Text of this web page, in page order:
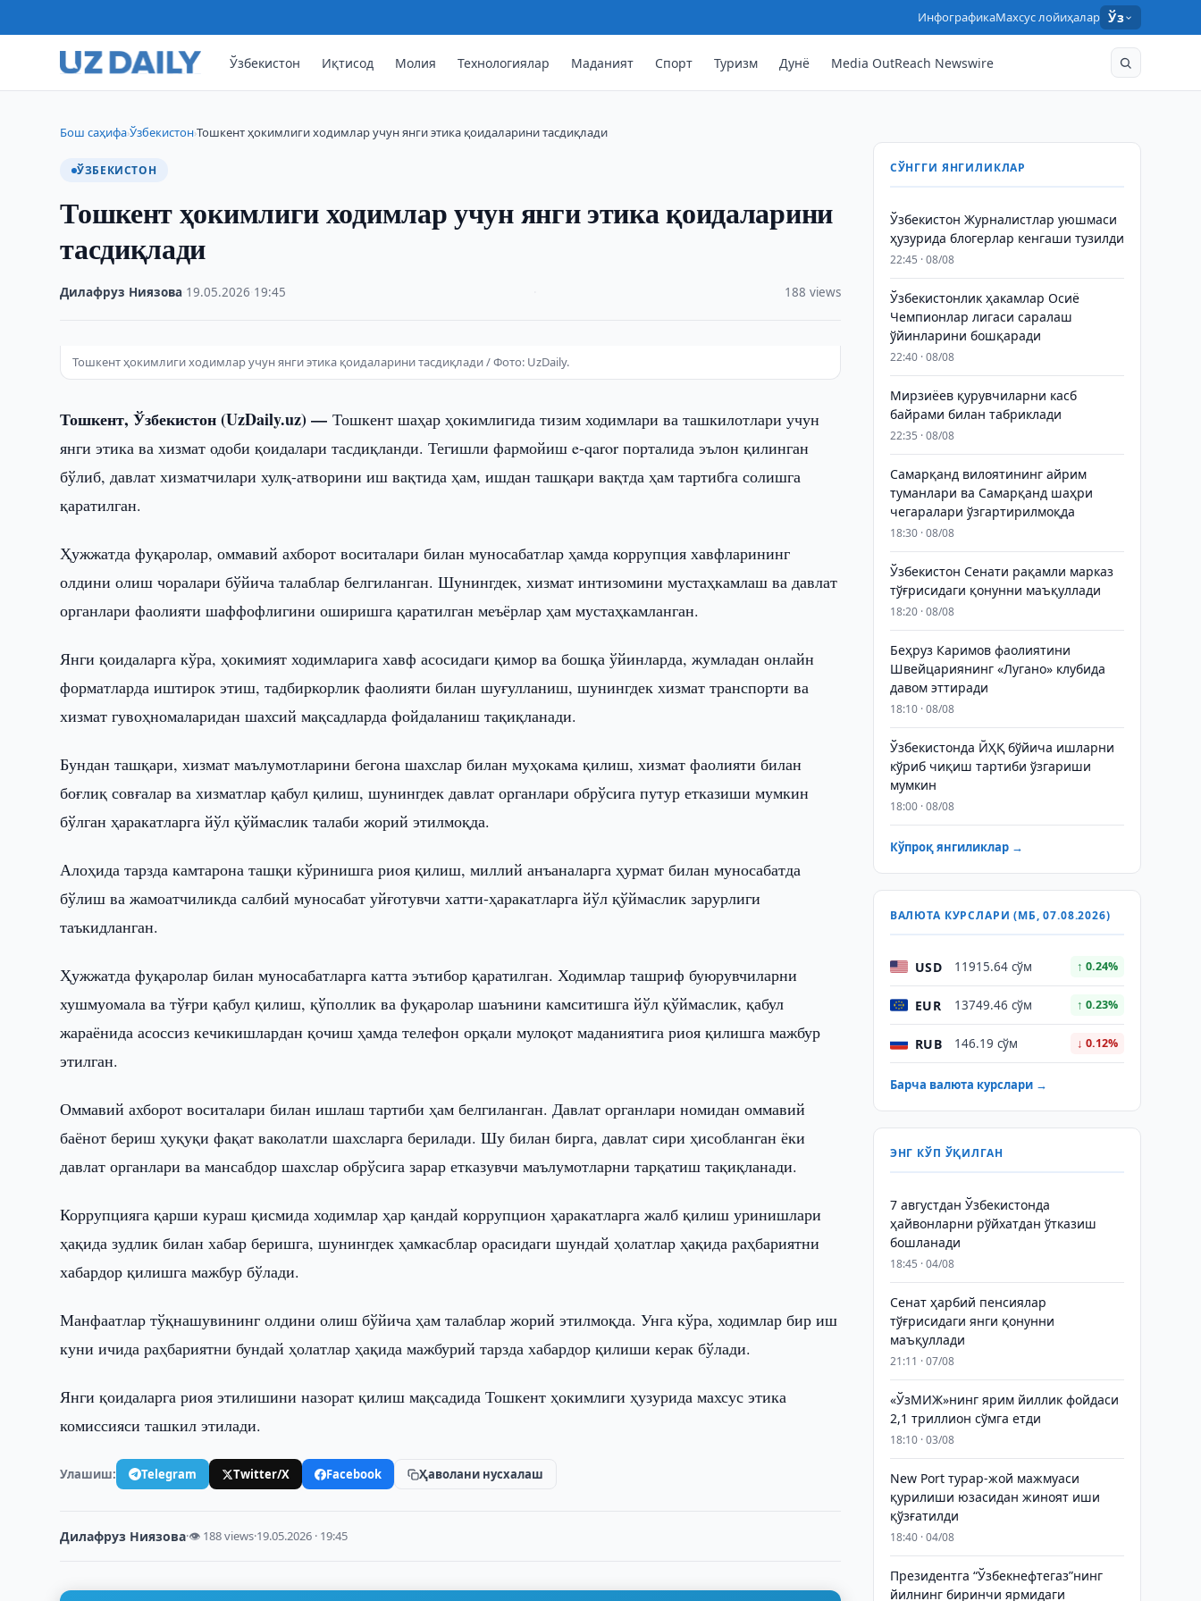
ИнфографикаМахсус лойиҳалар Ўз
Ўзбекистон Иқтисод Молия Технологиялар Маданият Спорт Туризм Дунё Media OutReach Newswire
Бош саҳифа›Ўзбекистон›Тошкент ҳокимлиги ходимлар учун янги этика қоидаларини тасдиқлади
ЎЗБЕКИСТОН
Тошкент ҳокимлиги ходимлар учун янги этика қоидаларини
тасдиқлади
Дилафруз Ниязова 19.05.2026 19:45 188 views
Тошкент ҳокимлиги ходимлар учун янги этика қоидаларини тасдиқлади / Фото: UzDaily.
Тошкент, Ўзбекистон (UzDaily.uz) —Тошкент шаҳар ҳокимлигида тизим ходимлари ва ташкилотлари учун
янги этика ва хизмат одоби қоидалари тасдиқланди. Тегишли фармойиш e-qaror порталида эълон қилинган
бўлиб, давлат хизматчилари хулқ-атворини иш вақтида ҳам, ишдан ташқари вақтда ҳам тартибга солишга
қаратилган.
Ҳужжатда фуқаролар, оммавий ахборот воситалари билан муносабатлар ҳамда коррупция хавфларининг
олдини олиш чоралари бўйича талаблар белгиланган. Шунингдек, хизмат интизомини мустаҳкамлаш ва давлат
органлари фаолияти шаффофлигини оширишга қаратилган меъёрлар ҳам мустаҳкамланган.
Янги қоидаларга кўра, ҳокимият ходимларига хавф асосидаги қимор ва бошқа ўйинларда, жумладан онлайн
форматларда иштирок этиш, тадбиркорлик фаолияти билан шуғулланиш, шунингдек хизмат транспорти ва
хизмат гувоҳномаларидан шахсий мақсадларда фойдаланиш тақиқланади.
Бундан ташқари, хизмат маълумотларини бегона шахслар билан муҳокама қилиш, хизмат фаолияти билан
боғлиқ совғалар ва хизматлар қабул қилиш, шунингдек давлат органлари обрўсига путур етказиши мумкин
бўлган ҳаракатларга йўл қўймаслик талаби жорий этилмоқда.
Алоҳида тарзда камтарона ташқи кўринишга риоя қилиш, миллий анъаналарга ҳурмат билан муносабатда
бўлиш ва жамоатчиликда салбий муносабат уйғотувчи хатти-ҳаракатларга йўл қўймаслик зарурлиги
таъкидланган.
Ҳужжатда фуқаролар билан муносабатларга катта эътибор қаратилган. Ходимлар ташриф буюрувчиларни
хушмуомала ва тўғри қабул қилиш, қўполлик ва фуқаролар шаънини камситишга йўл қўймаслик, қабул
жараёнида асоссиз кечикишлардан қочиш ҳамда телефон орқали мулоқот маданиятига риоя қилишга мажбур
этилган.
Оммавий ахборот воситалари билан ишлаш тартиби ҳам белгиланган. Давлат органлари номидан оммавий
баёнот бериш ҳуқуқи фақат ваколатли шахсларга берилади. Шу билан бирга, давлат сири ҳисобланган ёки
давлат органлари ва мансабдор шахслар обрўсига зарар етказувчи маълумотларни тарқатиш тақиқланади.
Коррупцияга қарши кураш қисмида ходимлар ҳар қандай коррупцион ҳаракатларга жалб қилиш уринишлари
ҳақида зудлик билан хабар беришга, шунингдек ҳамкасблар орасидаги шундай ҳолатлар ҳақида раҳбариятни
хабардор қилишга мажбур бўлади.
Манфаатлар тўқнашувининг олдини олиш бўйича ҳам талаблар жорий этилмоқда. Унга кўра, ходимлар бир иш
куни ичида раҳбариятни бундай ҳолатлар ҳақида мажбурий тарзда хабардор қилиши керак бўлади.
Янги қоидаларга риоя этилишини назорат қилиш мақсадида Тошкент ҳокимлиги ҳузурида махсус этика
комиссияси ташкил этилади.
Улашиш: Telegram Twitter/X Facebook Ҳаволани нусхалаш
Дилафруз Ниязова·👁 188 views·19.05.2026 · 19:45
СЎНГГИ ЯНГИЛИКЛАР
Ўзбекистон Журналистлар уюшмаси
ҳузурида блогерлар кенгаши тузилди
22:45 · 08/08
Ўзбекистонлик ҳакамлар Осиё
Чемпионлар лигаси саралаш
ўйинларини бошқаради
22:40 · 08/08
Мирзиёев қурувчиларни касб
байрами билан табриклади
22:35 · 08/08
Самарқанд вилоятининг айрим
туманлари ва Самарқанд шаҳри
чегаралари ўзгартирилмоқда
18:30 · 08/08
Ўзбекистон Сенати рақамли марказ
тўғрисидаги қонунни маъқуллади
18:20 · 08/08
Беҳруз Каримов фаолиятини
Швейцариянинг «Лугано» клубида
давом эттиради
18:10 · 08/08
Ўзбекистонда ЙҲҚ бўйича ишларни
кўриб чиқиш тартиби ўзгариши
мумкин
18:00 · 08/08
Кўпроқ янгиликлар →
ВАЛЮТА КУРСЛАРИ (МБ, 07.08.2026)
USD 11915.64 сўм ↑ 0.24%
EUR 13749.46 сўм ↑ 0.23%
RUB 146.19 сўм ↓ 0.12%
Барча валюта курслари →
ЭНГ КЎП ЎҚИЛГАН
7 августдан Ўзбекистонда
ҳайвонларни рўйхатдан ўтказиш
бошланади
18:45 · 04/08
Сенат ҳарбий пенсиялар
тўғрисидаги янги қонунни
маъқуллади
21:11 · 07/08
«ЎзМИЖ»нинг ярим йиллик фойдаси
2,1 триллион сўмга етди
18:10 · 03/08
New Port турар-жой мажмуаси
қурилиши юзасидан жиноят иши
қўзғатилди
18:40 · 04/08
Президентга “Ўзбекнефтегаз”нинг
йилнинг биринчи ярмидаги